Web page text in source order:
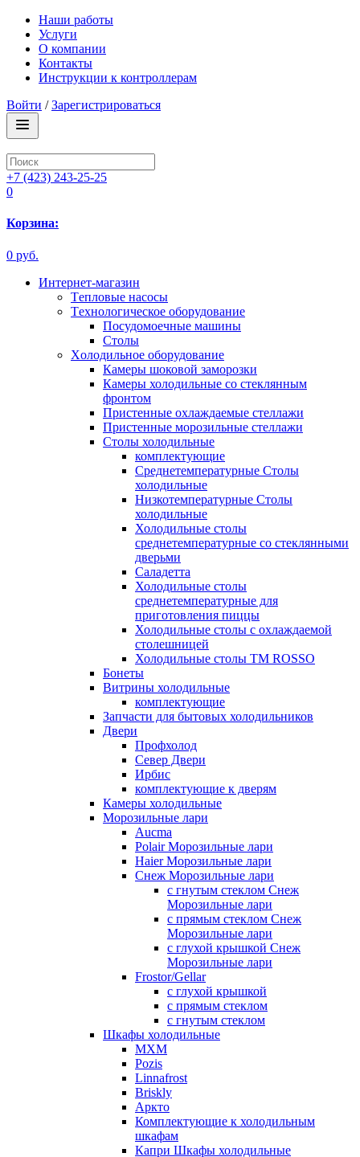
Наши работы
Услуги
О компании
Контакты
Инструкции к контроллерам
Войти /Зарегистрироваться
+7 (423) 243-25-25
0
Корзина:
0 руб.
Интернет-магазин
Tепловые насосы
Tехнологическое оборудование
Посудомоечные машины
Столы
Xолодильное оборудование
Камеры шоковой заморозки
Камеры холодильные со стеклянным
фронтом
Пристенные охлаждаемые стеллажи
Пристенные морозильные стеллажи
Столы холодильные
комплектующие
Среднетемпературные Столы
холодильные
Низкотемпературные Столы
холодильные
Холодильные столы
среднетемпературные со стеклянными
дверьми
Саладетта
Холодильные столы
среднетемпературные для
приготовления пиццы
Холодильные столы с охлаждаемой
столешницей
Холодильные столы ТМ ROSSO
Бонеты
Витрины холодильные
комплектующие
Запчасти для бытовых холодильников
Двери
Профхолод
Север Двери
Ирбис
комплектующие к дверям
Камеры холодильные
Морозильные лари
Aucma
Polair Морозильные лари
Haier Морозильные лари
Снеж Морозильные лари
с гнутым стеклом Снеж
Морозильные лари
с прямым стеклом Снеж
Морозильные лари
с глухой крышкой Снеж
Морозильные лари
Frostor/Gellar
с глухой крышкой
с прямым стеклом
с гнутым стеклом
Шкафы холодильные
МХМ
Pozis
Linnafrost
Briskly
Аркто
Комплектующие к холодильным
шкафам
Капри Шкафы холодильные